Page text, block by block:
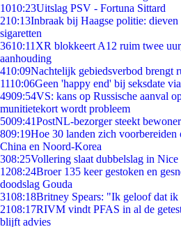
1010:23Uitslag PSV - Fortuna Sittard
210:13Inbraak bij Haagse politie:
sigaretten
3610:11 XR blokkeert A12 ruim twee
aanhouding
410:09Nachtelijk gebiedsverbod brengt
1110:06Geen 'happy end' bij seksdate
4909:54VS: kans op Russische aanval
munitietekort wordt probleem
5009:41PostNL-bezorger steekt
809:19Hoe 30 landen zich
China en Noord-Korea
308:25Vollering slaat dubbelslag in Nice
1208:24Broer 135 keer gestoken en
doodslag Gouda
3108:18Britney Spears: "Ik geloof dat ik
2108:17RIVM vindt PFAS in al de
blijft advies